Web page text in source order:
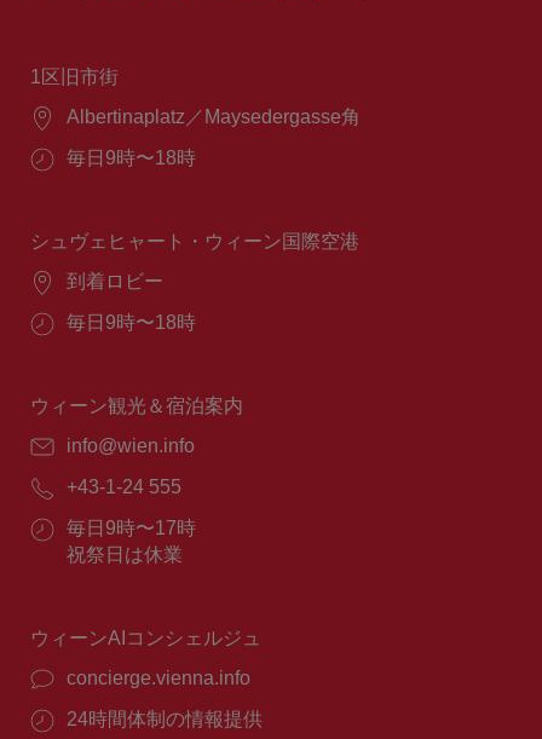
1区旧市街
場
Albertinaplatz／Maysedergasse角
営
間：
毎日9時〜18時
シュヴェヒャート・ウィーン国際空港
場
到着ロビー
営
間：
毎日9時〜18時
ウィーン観光＆宿泊案内
E
ー
ル：
info@wien.info
電
番
号：
+43-1-24 555
営
業
毎日9時〜17時
祝祭日は休業
ウィーンAIコンシェルジュ
concierge.vienna.info
24時間体制の情報提供